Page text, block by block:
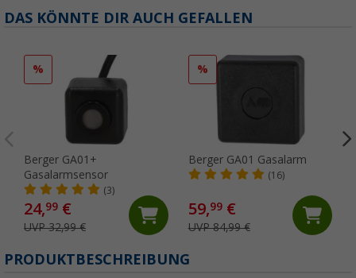
DAS KÖNNTE DIR AUCH GEFALLEN
%
Berger GA01+
Gasalarmsensor
(3)
24,99 €
UVP 32,99 €
%
Berger GA01 Gasalarm
(16)
59,99€
UVP 84,99 €
PRODUKTBESCHREIBUNG